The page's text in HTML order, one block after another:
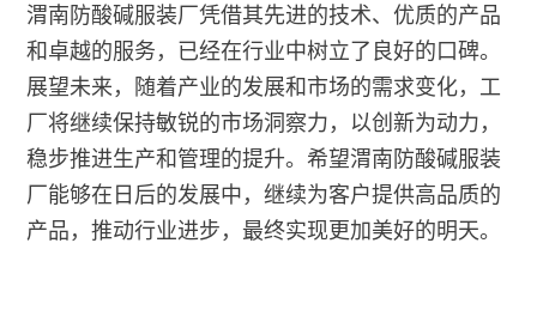
渭南防酸碱服装厂凭借其先进的技术、优质的产品
和卓越的服务，已经在行业中树立了良好的口碑。
展望未来，随着产业的发展和市场的需求变化，工
厂将继续保持敏锐的市场洞察力，以创新为动力，
稳步推进生产和管理的提升。希望渭南防酸碱服装
厂能够在日后的发展中，继续为客户提供高品质的
产品，推动行业进步，最终实现更加美好的明天。